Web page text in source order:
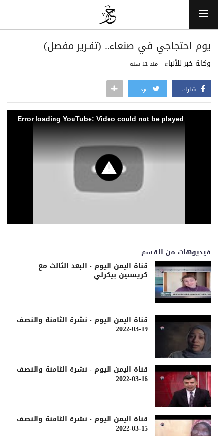
يوم احتجاجي في صنعاء.. (تقـرير مفصل)
وكالة خبر للأنباء منذ 11 سنة
شارك غرد
Error loading YouTube: Video could not be played
فيديوهات من القسم
قناة اليمن اليوم - البعد الثالث مع
كريستين بيكرلي
قناة اليمن اليوم - نشرة الثامنة والنصف
19-03-2022
قناة اليمن اليوم - نشرة الثامنة والنصف
16-03-2022
قناة اليمن اليوم - نشرة الثامنة والنصف
15-03-2022